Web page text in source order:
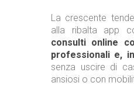
La crescente
alla ribalta app
consulti online
professionali e,
senza uscire di
ansiosi o con